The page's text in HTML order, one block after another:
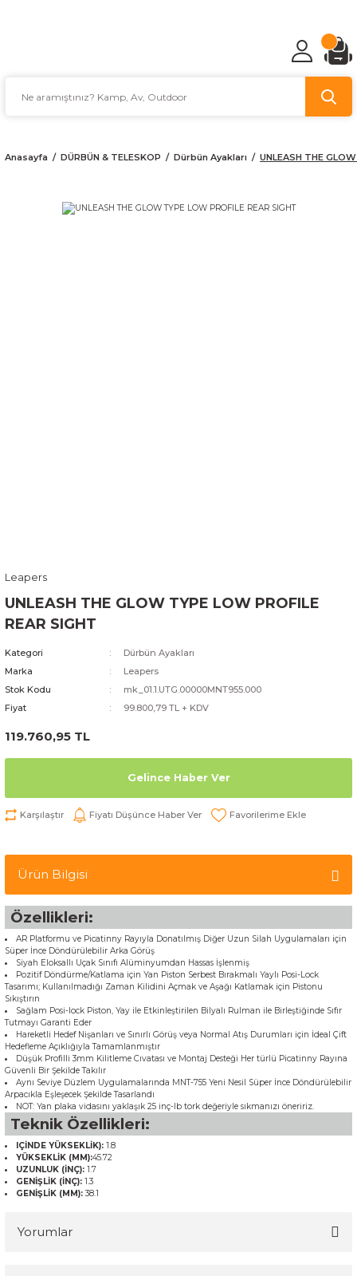
Anasayfa DÜRBÜN & TELESKOP Dürbün Ayakları UNLEASH THE
Leapers
UNLEASH THE GLOW TYPE LOW PROFILE
REAR SIGHT
Kategori
Dürbün Ayakları
Marka
Leapers
Stok Kodu
mk_01.1.UTG.00000MNT955.000
Fiyat
99.800,79 TL + KDV
119.760,95 TL
Gelince Haber Ver
Karşılaştır Fiyatı Düşünce Haber Ver
Ürün Bilgisi
Özellikleri:
AR Platformu ve Picatinny Rayıyla Donatılmış Diğer Uzun Silah Uygulamaları için
Süper İnce Döndürülebilir Arka Görüş
Siyah Eloksallı Uçak Sınıfı Alüminyumdan Hassas İşlenmiş
Pozitif Döndürme/Katlama için Yan Piston Serbest Bırakmalı Yaylı Posi-Lock
Tasarımı; Kullanılmadığı Zaman Kilidini Açmak ve Aşağı Katlamak için Pistonu
Sıkıştırın
Sağlam Posi-lock Piston, Yay ile Etkinleştirilen Bilyalı Rulman ile Birleştiğinde Sıfır
Tutmayı Garanti Eder
Hareketli Hedef Nişanları ve Sınırlı Görüş veya Normal Atış Durumları için İdeal Çift
Hedefleme Açıklığıyla Tamamlanmıştır
Düşük Profilli 3mm Kilitleme Cıvatası ve Montaj Desteği Her türlü Picatinny Rayına
Güvenli Bir Şekilde Takılır
Aynı Seviye Düzlem Uygulamalarında MNT-755 Yeni Nesil Süper İnce Döndürülebilir
Arpacıkla Eşleşecek Şekilde Tasarlandı
NOT: Yan plaka vidasını yaklaşık 25 inç-lb tork değeriyle sıkmanızı öneririz.
Teknik Özellikleri:
IÇİNDE YÜKSEKLİK): 1.8
YÜKSEKLİK (MM):45.72
UZUNLUK (İNÇ): 1.7
GENİŞLİK (İNÇ): 1.3
GENİŞLİK (MM):38.1
Yorumlar